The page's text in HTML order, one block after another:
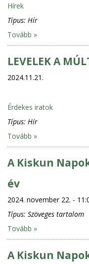
Hírek
Típus: Hír
Tovább »
LEVELEK A
2024.11.21.
Érdekes iratok
Típus: Hír
Tovább »
A Kiskun
év
2024. november 22. -
Típus: Szöveges tartalom
Tovább »
A Kiskun